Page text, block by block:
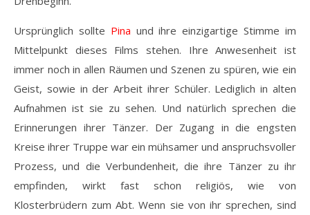
Ursprünglich sollte Pina und ihre einzigartige Stimme im
Mittelpunkt dieses Films stehen. Ihre Anwesenheit ist
immer noch in allen Räumen und Szenen zu spüren, wie ein
Geist, sowie in der Arbeit ihrer Schüler. Lediglich in alten
Aufnahmen ist sie zu sehen. Und natürlich sprechen die
Erinnerungen ihrer Tänzer. Der Zugang in die engsten
Kreise ihrer Truppe war ein mühsamer und anspruchsvoller
Prozess, und die Verbundenheit, die ihre Tänzer zu ihr
empfinden, wirkt fast schon religiös, wie von
Klosterbrüdern zum Abt. Wenn sie von ihr sprechen, sind